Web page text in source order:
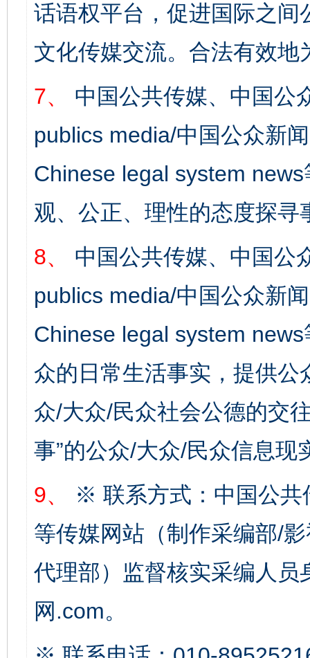
话语权平台，促进国际之
文化传媒交流。合法有效地
7、
中国公共传媒、中国公
publics media/中国公众新
Chinese legal system
观、公正、理性的态度探寻
8、
中国公共传媒、中国公
publics media/中国公众新
Chinese legal system
众的日常生活事实，提供
众/大众/民众社会公德的交
事”的公众/大众/民众信息现
9、
※ 联系方式：中国公共
等传媒网站（制作采编部/
代理部）监督核实采编人员
网.com。